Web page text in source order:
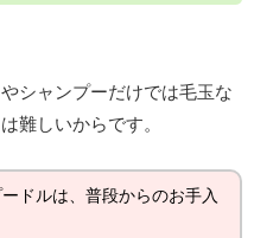
シャンプーだけでは毛玉な
難しいからです。
ドルは、普段からのお手入